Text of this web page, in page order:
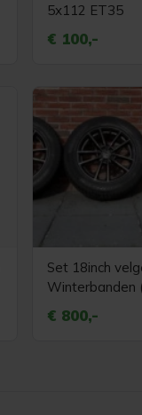
5x112 ET35
€ 100,-
Set 18inch velgen met Pirelli
Winterbanden
€ 800,-